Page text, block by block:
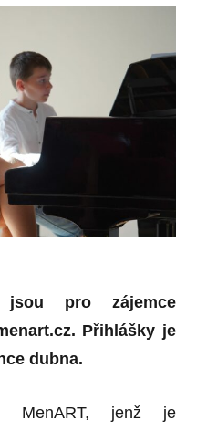
jsou pro zájemce
. Přihlášky je
dubna.
MenART, jenž je